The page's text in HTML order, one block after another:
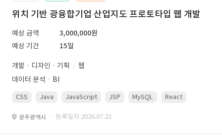
위치 기반 광융합기업 산업지도 프로토타입 웹 개발
예상 금액
3,000,000원
예상 기간
15일
개발 · 디자인 · 기획
웹
데이터 분석ㆍBI
CSS Java JavaScript JSP MySQL React
광주광역시 · 등록일자 2026.07.23.